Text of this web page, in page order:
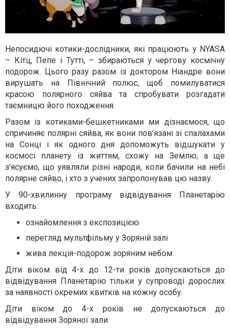
Непосидючі котики-дослідники, які працюють у NYASA
– Кітц, Пепе і Тутті, – збираються у чергову космічну
подорож. Цього разу разом із доктором Ніандре вони
вирушать на Північний полюс, щоб помилуватися
красою полярного сяйва та спробувати розгадати
таємницю його походження.
Разом із котиками-бешкетниками ми дізнаємося, що
спричиняє полярні сяйва, як вони пов’язані зі спалахами
на Сонці і як одного дня допоможуть відшукати у
космосі планету із життям, схожу на Землю, а ще
з’ясуємо, що уявляли різні народи, коли бачили на небі
полярне сяйво, і хто з учених запропонував цю назву.
У 90-хвилинну програму відвідування Планетарію
входить:
ознайомлення з експозицією
перегляд мультфільму у Зоряній залі
жива лекція-подорож зоряним небом
Діти віком від 4-х до 12-ти років допускаються до
відвідування Планетарію тільки у супроводі дорослих
за наявності окремих квитків на кожну особу.
​​​​​​​Діти віком до 4-х років не допускаються до
відвідування Зоряної зали.